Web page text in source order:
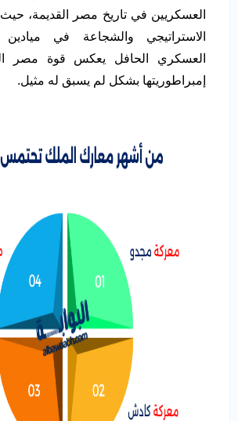
العسكريين في تاريخ مصر القديمة،
الاستراتيجي والشجاعة في
العسكري الحافل يعكس قوة مصر
إمبراطوريتها بشكل لم يسبق له مثيل.